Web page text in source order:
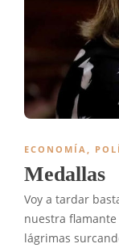
ECONOMÍA
Medallas
Voy a tardar
nuestra flamante
lágrimas